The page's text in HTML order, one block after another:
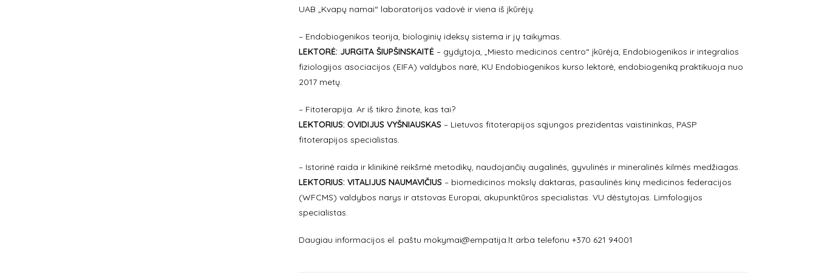
UAB „Kvapų namai“ laboratorijos vadovė ir viena iš įkūrėjų.
– Endobiogenikos teorija, biologinių ideksų sistema ir jų taikymas.
LEKTORĖ: JURGITA ŠIUPŠINSKAITĖ – gydytoja, „Miesto medicinos centro“ įkūrėja, Endobiogenikos ir integralios
fiziologijos asociacijos (EIFA) valdybos narė, KU Endobiogenikos kurso lektorė, endobiogeniką praktikuoja nuo
2017 metų.
– Fitoterapija. Ar iš tikro žinote, kas tai?
LEKTORIUS: OVIDIJUS VYŠNIAUSKAS – Lietuvos fitoterapijos sąjungos prezidentas vaistininkas, PASP
fitoterapijos specialistas.
– Istorinė raida ir klinikinė reikšmė metodikų, naudojančių augalinės, gyvulinės ir mineralinės kilmės medžiagas.
LEKTORIUS: VITALIJUS NAUMAVIČIUS – biomedicinos mokslų daktaras, pasaulinės kinų medicinos federacijos
(WFCMS) valdybos narys ir atstovas Europai, akupunktūros specialistas. VU dėstytojas. Limfologijos
specialistas.
Daugiau informacijos el. paštu mokymai@empatija.lt arba telefonu +370 621 94001